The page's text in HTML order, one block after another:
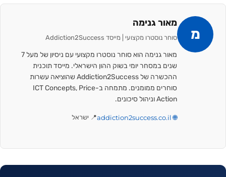
מ
מאור גנימה
סוחר נוסטרו מקצועי | מייסד Addiction2Success
מאור גנימה הוא סוחר נוסטרו מקצועי עם ניסיון של מעל 7
שנים במסחר יומי בשוק ההון הישראלי. מייסד תוכנית
ההכשרה של Addiction2Success שהוציאה עשרות
סוחרים ממומנים. מתמחה ב-ICT Concepts, Price
Action וניהול סיכונים.
🌐 addiction2success.co.il 📍 ישראל